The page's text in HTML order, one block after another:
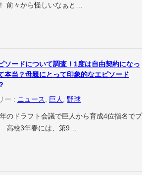
前々から怪しいなぁと…
ソードについて調査！1度は自由契約になっ
本当？母親にとって印象的なエピソード
ー : ニュース 巨人 野球
のドラフト会議で巨人から育成4位指名でプ
高校3年春には、第9…